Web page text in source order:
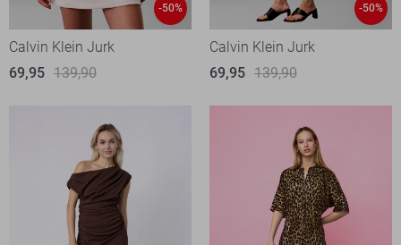
-50%
Calvin Klein Jurk
69,95 139,90
-50%
Calvin Klein Jurk
69,95 139,90